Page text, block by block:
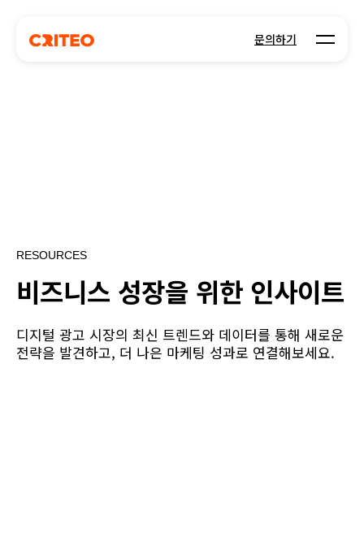
문의하기 Open
RESOURCES
비즈니스 성장을 위한 인사이트
디지털 광고 시장의 최신 트렌드와 데이터를 통해 새로운
전략을 발견하고, 더 나은 마케팅 성과로 연결해보세요.